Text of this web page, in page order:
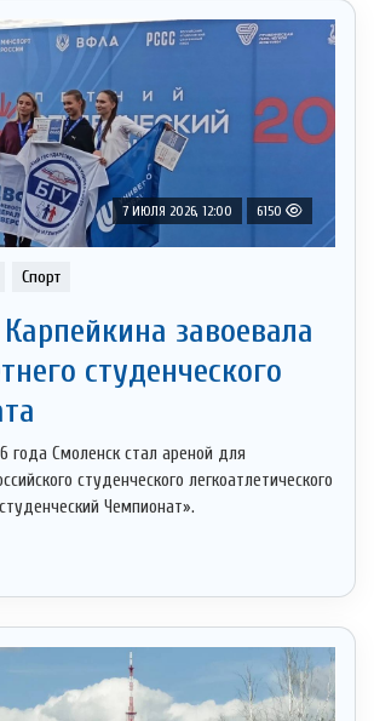
7 ИЮЛЯ 2026, 12:00 6150
Спорт
завоевала
студенческого
года Смоленск стал ареной для
студенческого легкоатлетического
Чемпионат».